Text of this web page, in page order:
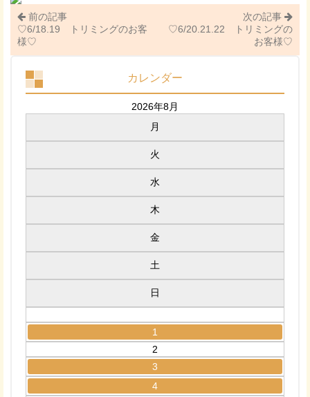
前の記事
♡6/18.19 トリミングのお客
様♡
次の記事
♡6/20.21.22 トリミングの
お客様♡
カレンダー
2026年8月
月
火
水
木
金
土
日
1
2
3
4